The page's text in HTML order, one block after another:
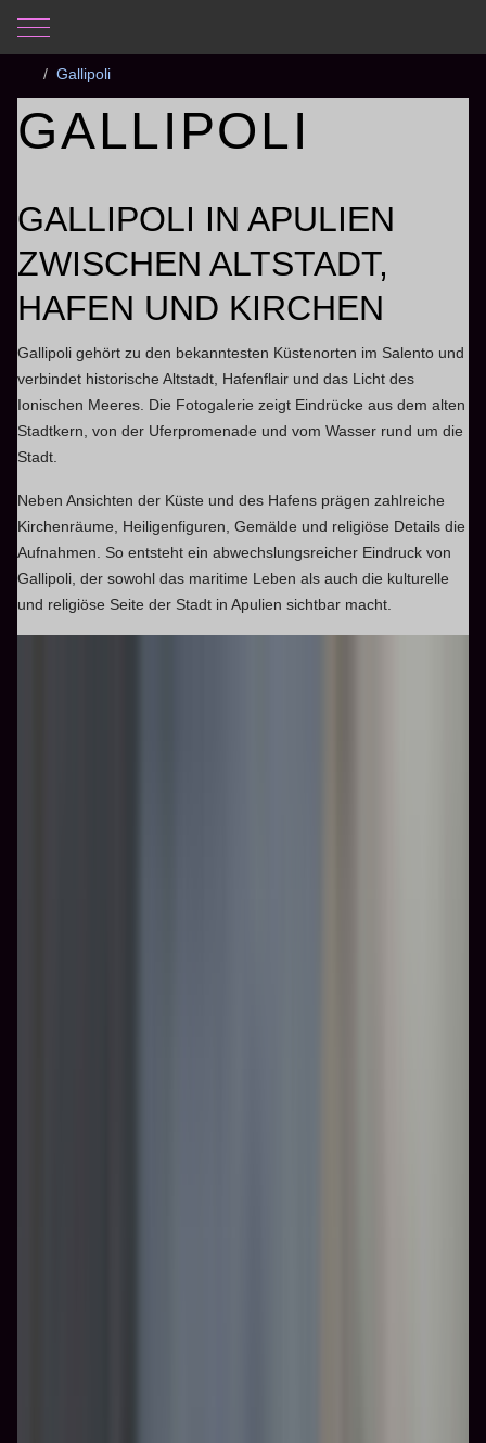
Mobile Menu Toggle
Aktuelle Seite:
Gallipoli
GALLIPOLI
GALLIPOLI IN APULIEN
ZWISCHEN ALTSTADT,
HAFEN UND KIRCHEN
Gallipoli gehört zu den bekanntesten Küstenorten im Salento und
verbindet historische Altstadt, Hafenflair und das Licht des
Ionischen Meeres. Die Fotogalerie zeigt Eindrücke aus dem alten
Stadtkern, von der Uferpromenade und vom Wasser rund um die
Stadt.
Neben Ansichten der Küste und des Hafens prägen zahlreiche
Kirchenräume, Heiligenfiguren, Gemälde und religiöse Details die
Aufnahmen. So entsteht ein abwechslungsreicher Eindruck von
Gallipoli, der sowohl das maritime Leben als auch die kulturelle
und religiöse Seite der Stadt in Apulien sichtbar macht.